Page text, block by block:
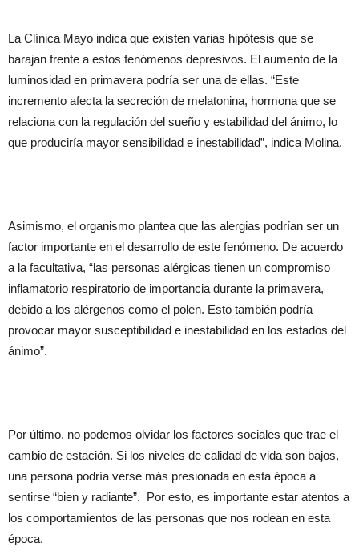
La Clínica Mayo indica que existen varias hipótesis que se
barajan frente a estos fenómenos depresivos. El aumento de la
luminosidad en primavera podría ser una de ellas. “Este
incremento afecta la secreción de melatonina, hormona que se
relaciona con la regulación del sueño y estabilidad del ánimo, lo
que produciría mayor sensibilidad e inestabilidad”, indica Molina.
Asimismo, el organismo plantea que las alergias podrían ser un
factor importante en el desarrollo de este fenómeno. De acuerdo
a la facultativa, “las personas alérgicas tienen un compromiso
inflamatorio respiratorio de importancia durante la primavera,
debido a los alérgenos como el polen. Esto también podría
provocar mayor susceptibilidad e inestabilidad en los estados del
ánimo”.
Por último, no podemos olvidar los factores sociales que trae el
cambio de estación. Si los niveles de calidad de vida son bajos,
una persona podría verse más presionada en esta época a
sentirse “bien y radiante”. Por esto, es importante estar atentos a
los comportamientos de las personas que nos rodean en esta
época.